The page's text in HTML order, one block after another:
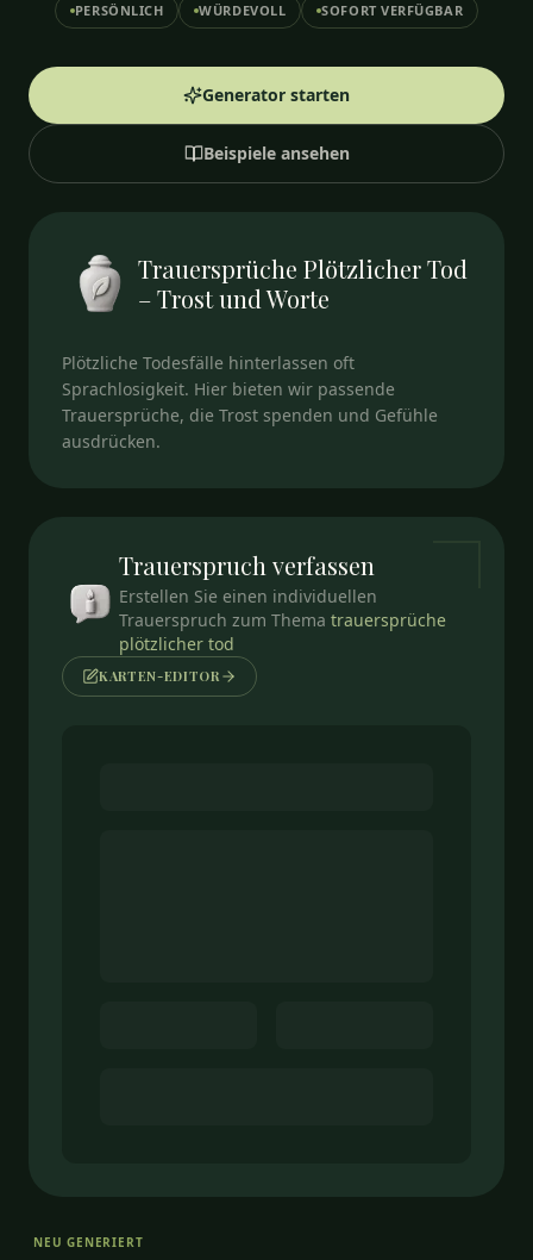
PERSÖNLICH WÜRDEVOLL SOFORT VERFÜGBAR
Generator starten
Beispiele ansehen
Trauersprüche Plötzlicher Tod
– Trost und Worte
Plötzliche Todesfälle hinterlassen oft
Sprachlosigkeit. Hier bieten wir passende
Trauersprüche, die Trost spenden und Gefühle
ausdrücken.
Trauerspruch verfassen
Erstellen Sie einen individuellen
Trauerspruch zum Thema trauersprüche
plötzlicher tod
KARTEN-EDITOR
NEU GENERIERT